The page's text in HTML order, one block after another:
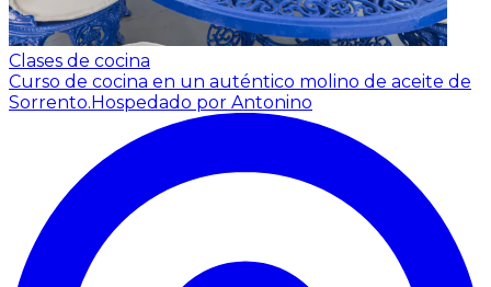
Clases de cocina
Curso de cocina en un auténtico molino de aceite de
Sorrento.Hospedado por Antonino